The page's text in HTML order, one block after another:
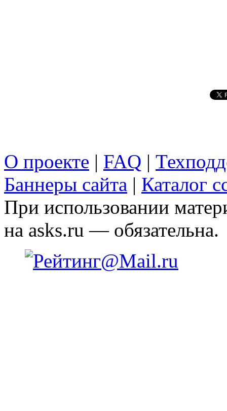
О проекте | FAQ |
Баннеры сайта | Каталог
При использовании
на asks.ru — обязательна.